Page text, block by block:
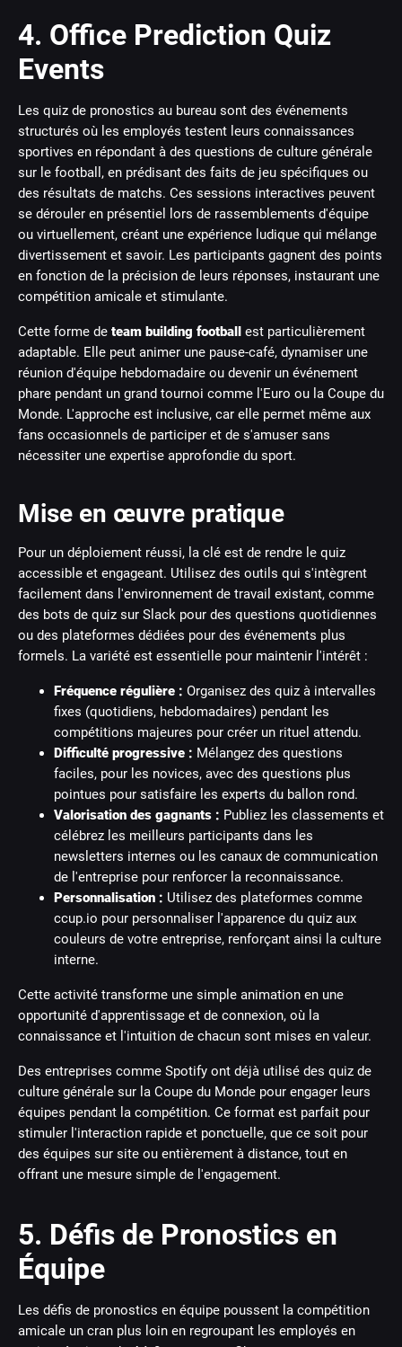
4. Office Prediction Quiz
Events
Les quiz de pronostics au bureau sont des événements
structurés où les employés testent leurs connaissances
sportives en répondant à des questions de culture générale
sur le football, en prédisant des faits de jeu spécifiques ou
des résultats de matchs. Ces sessions interactives peuvent
se dérouler en présentiel lors de rassemblements d'équipe
ou virtuellement, créant une expérience ludique qui mélange
divertissement et savoir. Les participants gagnent des points
en fonction de la précision de leurs réponses, instaurant une
compétition amicale et stimulante.
Cette forme de team building football est particulièrement
adaptable. Elle peut animer une pause-café, dynamiser une
réunion d'équipe hebdomadaire ou devenir un événement
phare pendant un grand tournoi comme l'Euro ou la Coupe du
Monde. L'approche est inclusive, car elle permet même aux
fans occasionnels de participer et de s'amuser sans
nécessiter une expertise approfondie du sport.
Mise en œuvre pratique
Pour un déploiement réussi, la clé est de rendre le quiz
accessible et engageant. Utilisez des outils qui s'intègrent
facilement dans l'environnement de travail existant, comme
des bots de quiz sur Slack pour des questions quotidiennes
ou des plateformes dédiées pour des événements plus
formels. La variété est essentielle pour maintenir l'intérêt :
Fréquence régulière : Organisez des quiz à intervalles
fixes (quotidiens, hebdomadaires) pendant les
compétitions majeures pour créer un rituel attendu.
Difficulté progressive : Mélangez des questions
faciles, pour les novices, avec des questions plus
pointues pour satisfaire les experts du ballon rond.
Valorisation des gagnants : Publiez les classements et
célébrez les meilleurs participants dans les
newsletters internes ou les canaux de communication
de l'entreprise pour renforcer la reconnaissance.
Personnalisation : Utilisez des plateformes comme
ccup.io pour personnaliser l'apparence du quiz aux
couleurs de votre entreprise, renforçant ainsi la culture
interne.
Cette activité transforme une simple animation en une
opportunité d'apprentissage et de connexion, où la
connaissance et l'intuition de chacun sont mises en valeur.
Des entreprises comme Spotify ont déjà utilisé des quiz de
culture générale sur la Coupe du Monde pour engager leurs
équipes pendant la compétition. Ce format est parfait pour
stimuler l'interaction rapide et ponctuelle, que ce soit pour
des équipes sur site ou entièrement à distance, tout en
offrant une mesure simple de l'engagement.
5. Défis de Pronostics en
Équipe
Les défis de pronostics en équipe poussent la compétition
amicale un cran plus loin en regroupant les employés en